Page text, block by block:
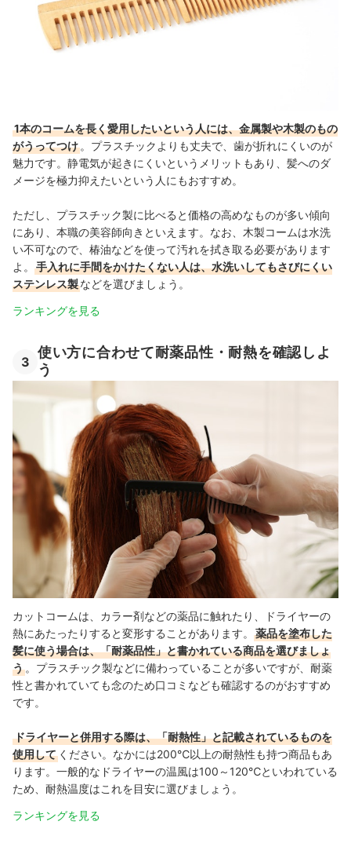
1本のコームを長く愛用したいという人には、金属製や木製のもの
がうってつけ 。プラスチックよりも丈夫で、歯が折れにくいのが
魅力です。静電気が起きにくいというメリットもあり、髪へのダ
メージを極力抑えたいという人にもおすすめ。
ただし、プラスチック製に比べると価格の高めなものが多い傾向
にあり、本職の美容師向きといえます。なお、木製コームは水洗
い不可なので、椿油などを使って汚れを拭き取る必要があります
よ。
手入れに手間をかけたくない人は、水洗いしてもさびにくい
ステンレス製などを選びましょう。
ランキングを見る
3
使い方に合わせて耐薬品性・耐熱を確認しよ
う
カットコームは、カラー剤などの薬品に触れたり、ドライヤーの
熱にあたったりすると変形することがあります。
薬品を塗布した
髪に使う場合は、「耐薬品性」と書かれている商品を選びましょ
う 。プラスチック製などに備わっていることが多いですが、耐薬
性と書かれていても念のため口コミなども確認するのがおすすめ
です。
ドライヤーと併用する際は、「耐熱性」と記載されているものを
使用して ください。なかには200℃以上の耐熱性も持つ商品もあ
ります。一般的なドライヤーの温風は100～120℃といわれている
ため、耐熱温度はこれを目安に選びましょう。
ランキングを見る